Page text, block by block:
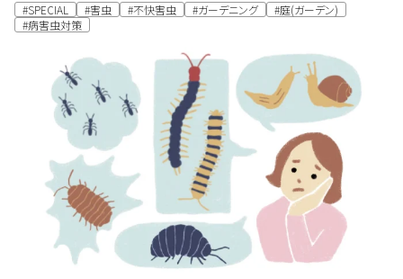
#SPECIAL
#害虫 #不快害虫 #ガーデニング
#庭(ガーデン)
#病害虫対策